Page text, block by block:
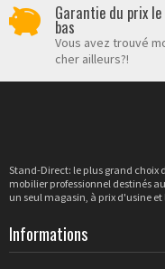
Garantie du prix le
bas
Vous avez trouvé
cher ailleurs?!
Stand-Direct: le plus grand choix
mobilier professionnel destinés
un seul magasin, à prix d'usine
Informations